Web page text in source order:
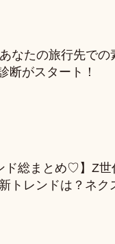
なたの旅行先での
断がスタート！
ド総まとめ♡】Z世
トレンドは？ネク